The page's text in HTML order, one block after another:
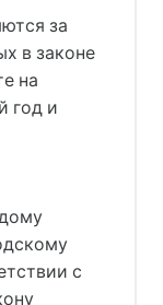
за
в законе
на
год и
с